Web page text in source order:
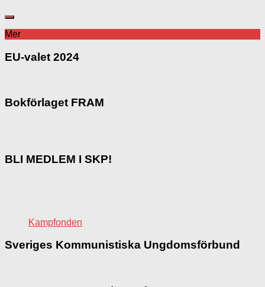
Mer
EU-valet 2024
Bokförlaget FRAM
BLI MEDLEM I SKP!
Kampfonden
Sveriges Kommunistiska Ungdomsförbund